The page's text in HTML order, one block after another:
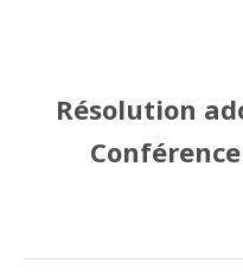
Résolution